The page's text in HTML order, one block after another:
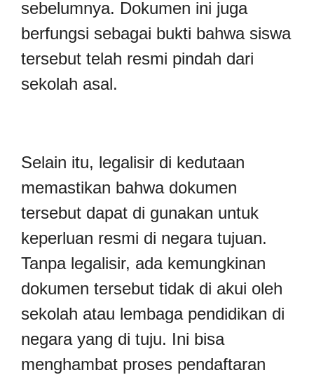
sebelumnya. Dokumen ini juga
berfungsi sebagai bukti bahwa siswa
tersebut telah resmi pindah dari
sekolah asal.
Selain itu, legalisir di kedutaan
memastikan bahwa dokumen
tersebut dapat di gunakan untuk
keperluan resmi di negara tujuan.
Tanpa legalisir, ada kemungkinan
dokumen tersebut tidak di akui oleh
sekolah atau lembaga pendidikan di
negara yang di tuju. Ini bisa
menghambat proses pendaftaran